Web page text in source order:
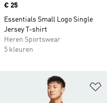
Price
€ 25
Essentials Small Logo Single
Jersey T-shirt
Heren Sportswear
5 kleuren